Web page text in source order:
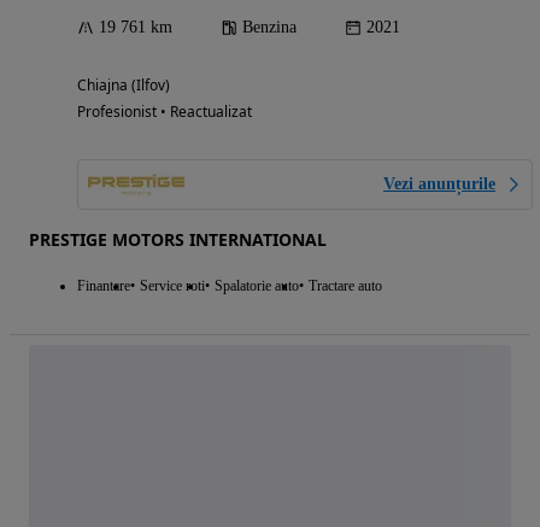
19 761 km Benzina 2021
Chiajna (Ilfov)
Profesionist • Reactualizat
Vezi anunțurile
PRESTIGE MOTORS INTERNATIONAL
Finantare Service roti Spalatorie auto Tractare auto